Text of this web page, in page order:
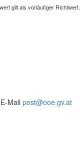
gilt als vorläufiger Richtwert.
Mail post@ooe.gv.at